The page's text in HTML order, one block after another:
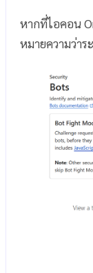
หากที่ไอคอน
หมายความว่า